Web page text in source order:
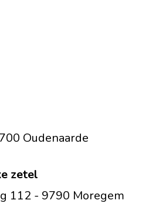
Oudenaarde
zetel
112 - 9790 Moregem